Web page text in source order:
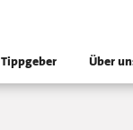
Tippgeber Über